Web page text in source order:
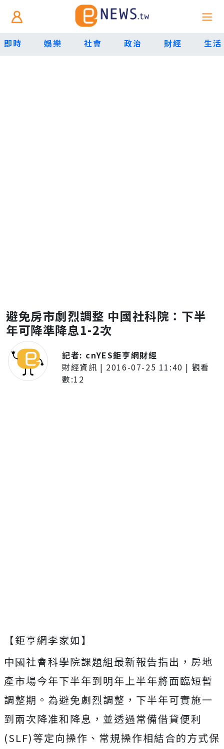
即時 娛樂 社會 政治 財經 生活
避免房市劇烈調整 中國社科院：下半
年可降準降息1-2次
記者: cnYES鉅亨網財經
財經資訊 | 2016-07-25 11:40 | 觀看
數:12
【鉅亨網李家如】
中國社會科學院課題組最新報告指出，房地
產市場今年下半年到明年上半年將面臨短暫
調整期。為避免劇烈調整，下半年可實施一
到兩次降准和降息，並透過常備借貸便利
(SLF)等定向操作、常規操作相結合的方式保